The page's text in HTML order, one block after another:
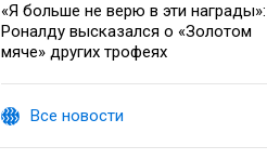
«Я больше не верю в эти награды»:
Роналду высказался о «Золотом
мяче» других трофеях
Все новости